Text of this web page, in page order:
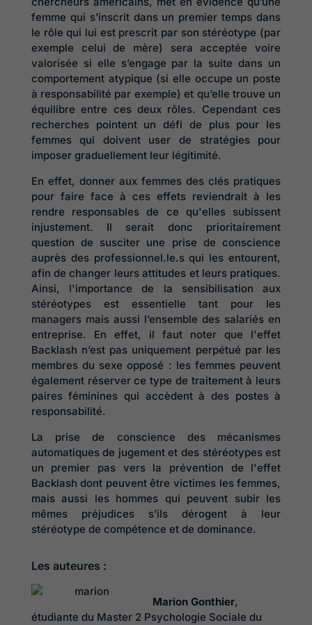
femme qui s’inscrit dans un premier temps dans
le rôle qui lui est prescrit par son stéréotype (par
exemple celui de mère) sera acceptée voire
valorisée si elle s’engage par la suite dans un
comportement atypique (si elle occupe un poste
à responsabilité par exemple) et qu’elle trouve un
équilibre entre ces deux rôles. Cependant ces
recherches pointent un défi de plus pour les
femmes qui doivent user de stratégies pour
imposer graduellement leur légitimité.
En effet, donner aux femmes des clés pratiques
pour faire face à ces effets reviendrait à les
rendre responsables de ce qu'elles subissent
injustement. Il serait donc prioritairement
question de susciter une prise de conscience
auprès des professionnel.le.s qui les entourent,
afin de changer leurs attitudes et leurs pratiques.
Ainsi, l'importance de la sensibilisation aux
stéréotypes est essentielle tant pour les
managers mais aussi l’ensemble des salariés en
entreprise. En effet, il faut noter que l'effet
Backlash n’est pas uniquement perpétué par les
membres du sexe opposé : les femmes peuvent
également réserver ce type de traitement à leurs
paires féminines qui accèdent à des postes à
responsabilité.
La prise de conscience des mécanismes
automatiques de jugement et des stéréotypes est
un premier pas vers la prévention de l'effet
Backlash dont peuvent être victimes les femmes,
mais aussi les hommes qui peuvent subir les
mêmes préjudices s’ils dérogent à leur
stéréotype de compétence et de dominance.
Les auteures :
Marion Gonthier,
étudiante du Master 2 Psychologie Sociale du